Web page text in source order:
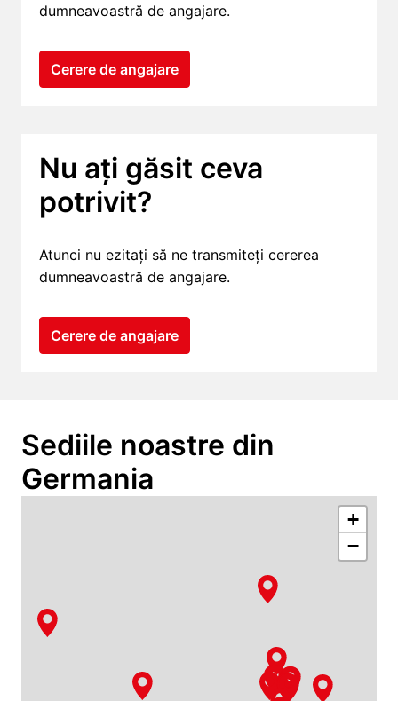
dumneavoastră de angajare.
Cerere de angajare
Nu ați găsit ceva
potrivit?
Atunci nu ezitați să ne transmiteți cererea
dumneavoastră de angajare.
Cerere de angajare
Sediile noastre din
Germania
+
−